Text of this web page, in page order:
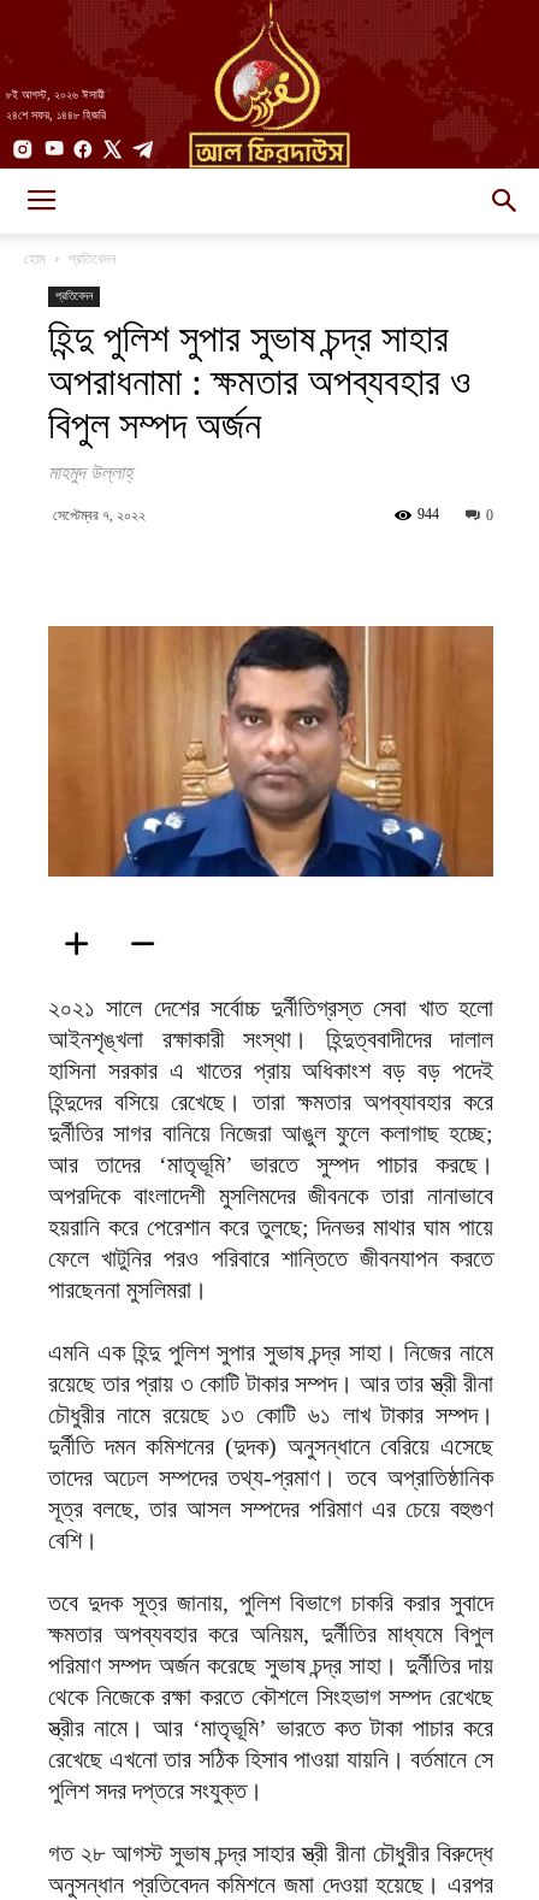
৮ই আগস্ট, ২০২৬ ঈসায়ী
২৪শে সফর, ১৪৪৮ হিজরি
||
হোম প্রতিবেদন
প্রতিবেদন
হিন্দু পুলিশ সুপার সুভাষ চন্দ্র সাহার
অপরাধনামা : ক্ষমতার অপব্যবহার ও
বিপুল সম্পদ অর্জন
মাহমুদ উল্লাহ্‌
সেপ্টেম্বর ৭, ২০২২ 0
944
২০২১ সালে দেশের সর্বোচ্চ দুর্নীতিগ্রস্ত সেবা খাত হলো
আইনশৃঙ্খলা রক্ষাকারী সংস্থা। হিন্দুত্ববাদীদের দালাল
হাসিনা সরকার এ খাতের প্রায় অধিকাংশ বড় বড় পদেই
হিন্দুদের বসিয়ে রেখেছে। তারা ক্ষমতার অপব্যাবহার করে
দুর্নীতির সাগর বানিয়ে নিজেরা আঙুল ফুলে কলাগাছ হচ্ছে;
আর তাদের ‘মাতৃভূমি’ ভারতে সুম্পদ পাচার করছে।
অপরদিকে বাংলাদেশী মুসলিমদের জীবনকে তারা নানাভাবে
হয়রানি করে পেরেশান করে তুলছে; দিনভর মাথার ঘাম পায়ে
ফেলে খাটুনির পরও পরিবারে শান্তিতে জীবনযাপন করতে
পারছেননা মুসলিমরা।
এমনি এক হিন্দু পুলিশ সুপার সুভাষ চন্দ্র সাহা। নিজের নামে
রয়েছে তার প্রায় ৩ কোটি টাকার সম্পদ। আর তার স্ত্রী রীনা
চৌধুরীর নামে রয়েছে ১৩ কোটি ৬১ লাখ টাকার সম্পদ।
দুর্নীতি দমন কমিশনের (দুদক) অনুসন্ধানে বেরিয়ে এসেছে
তাদের অঢেল সম্পদের তথ্য-প্রমাণ। তবে অপ্রাতিষ্ঠানিক
সূত্র বলছে, তার আসল সম্পদের পরিমাণ এর চেয়ে বহুগুণ
বেশি।
তবে দুদক সূত্র জানায়, পুলিশ বিভাগে চাকরি করার সুবাদে
ক্ষমতার অপব্যবহার করে অনিয়ম, দুর্নীতির মাধ্যমে বিপুল
পরিমাণ সম্পদ অর্জন করেছে সুভাষ চন্দ্র সাহা। দুর্নীতির দায়
থেকে নিজেকে রক্ষা করতে কৌশলে সিংহভাগ সম্পদ রেখেছে
স্ত্রীর নামে। আর ‘মাতৃভূমি’ ভারতে কত টাকা পাচার করে
রেখেছে এখনো তার সঠিক হিসাব পাওয়া যায়নি। বর্তমানে সে
পুলিশ সদর দপ্তরে সংযুক্ত।
গত ২৮ আগস্ট সুভাষ চন্দ্র সাহার স্ত্রী রীনা চৌধুরীর বিরুদ্ধে
অনুসন্ধান প্রতিবেদন কমিশনে জমা দেওয়া হয়েছে। এরপর